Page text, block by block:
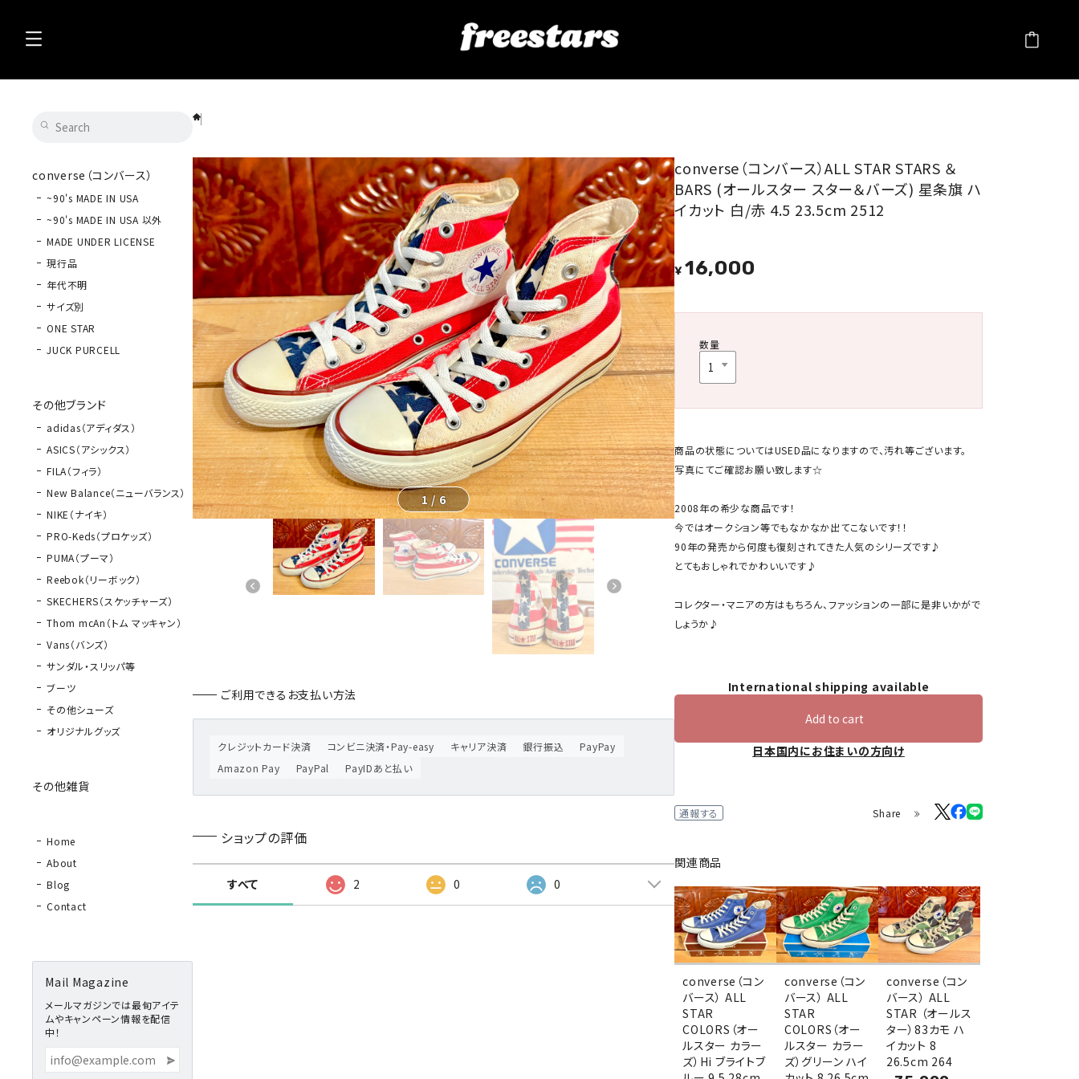
converse（コンバース）
~90's MADE IN USA
~90's MADE IN USA 以外
MADE UNDER LICENSE
現行品
年代不明
サイズ別
ONE STAR
JUCK PURCELL
その他ブランド
adidas（アディダス）
ASICS（アシックス）
FILA（フィラ）
New Balance（ニューバランス）
NIKE（ナイキ）
PRO-Keds（プロケッズ）
PUMA（プーマ）
Reebok（リーボック）
SKECHERS（スケッチャーズ）
Thom mcAn（トム マッキャン）
Vans（バンズ）
サンダル・スリッパ等
ブーツ
その他シューズ
オリジナルグッズ
その他雑貨
Home
About
Blog
Contact
Mail Magazine
メールマガジンでは最旬アイテ
ムやキャンペーン情報を配信
中！
1 /6
ご利用できるお支払い方法
クレジットカード決済 コンビニ決済・Pay-easy キャリア決済 銀行振込
PayPay
Amazon Pay
PayPal PayIDあと払い
ショップの評価
すべて 2 0 0
converse（コンバース）ALL STAR STARS ＆
BARS (オールスター スター＆バーズ) 星条旗 ハ
イカット 白/赤 4.5 23.5cm 2512
¥16,000
数量
商品の状態についてはUSED品になりますので、汚れ等ございます。
写真にてご確認お願い致します☆
2008年の希少な商品です！
今ではオークション等でもなかなか出てこないです！！
90年の発売から何度も復刻されてきた人気のシリーズです♪
とてもおしゃれでかわいいです♪
コレクター・マニアの方はもちろん、ファッションの一部に是非いかがで
しょうか♪
International shipping available
Add to cart
日本国内にお住まいの方向け
通報する Share
関連商品
converse（コン
バース） ALL
STAR
COLORS（オー
ルスター カラー
ズ）Hi ブライトブ
converse（コン
バース） ALL
STAR
COLORS（オー
ルスター カラー
ズ）グリーン ハイ
converse（コン
バース） ALL
STAR （オールス
ター）83カモ ハ
イカット 8
26.5cm 264